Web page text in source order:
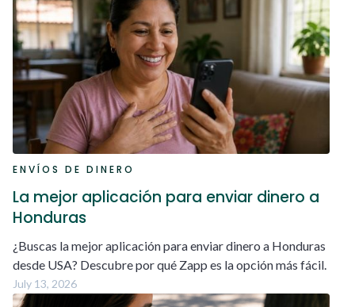
ENVÍOS DE DINERO
La mejor aplicación para enviar dinero a
Honduras
¿Buscas la mejor aplicación para enviar dinero a Honduras
desde USA? Descubre por qué Zapp es la opción más fácil.
July 13, 2026